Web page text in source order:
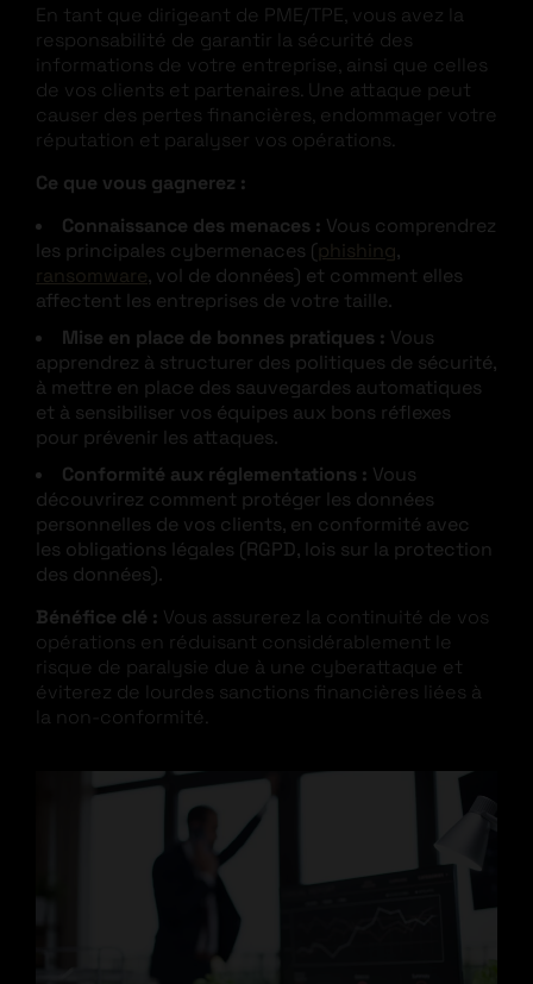
En tant que dirigeant de PME/TPE, vous avez la
responsabilité de garantir la sécurité des
informations de votre entreprise, ainsi que celles
de vos clients et partenaires. Une attaque peut
causer des pertes financières, endommager votre
réputation et paralyser vos opérations.
Ce que vous gagnerez :
Connaissance des menaces : Vous comprendrez
les principales cybermenaces (phishing,
ransomware, vol de données) et comment elles
affectent les entreprises de votre taille.
Mise en place de bonnes pratiques : Vous
apprendrez à structurer des politiques de sécurité,
à mettre en place des sauvegardes automatiques
et à sensibiliser vos équipes aux bons réflexes
pour prévenir les attaques.
Conformité aux réglementations : Vous
découvrirez comment protéger les données
personnelles de vos clients, en conformité avec
les obligations légales (RGPD, lois sur la protection
des données).
Bénéfice clé : Vous assurerez la continuité de vos
opérations en réduisant considérablement le
risque de paralysie due à une cyberattaque et
éviterez de lourdes sanctions financières liées à
la non-conformité.